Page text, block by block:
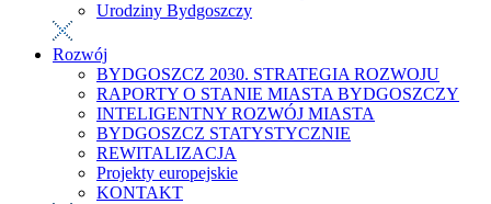
Urodziny Bydgoszczy
Rozwój
BYDGOSZCZ 2030. STRATEGIA ROZWOJU
RAPORTY O STANIE MIASTA BYDGOSZCZY
INTELIGENTNY ROZWÓJ MIASTA
BYDGOSZCZ STATYSTYCZNIE
REWITALIZACJA
Projekty europejskie
KONTAKT